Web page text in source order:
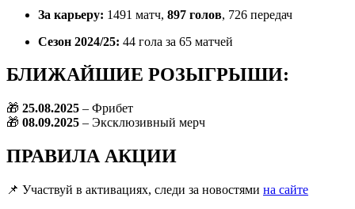
За карьеру: 1491 матч, 897 голов, 726 передач
Сезон 2024/25: 44 гола за 65 матчей
БЛИЖАЙШИЕ РОЗЫГРЫШИ:
🎁 25.08.2025 – Фрибет
🎁 08.09.2025 – Эксклюзивный мерч
ПРАВИЛА АКЦИИ
📌 Участвуй в активациях, следи за новостями на сайте